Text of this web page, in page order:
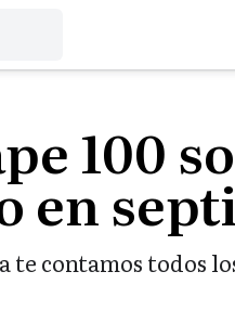
100
en
te contamos todos